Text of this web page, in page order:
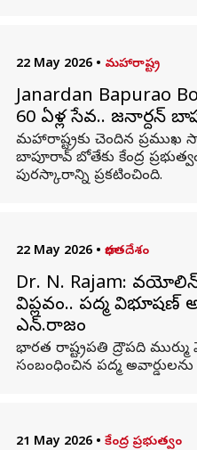
22 May 2026 • మహారాష్ట్ర
Janardan Bapurao
60 ఏళ్ల సేవ.. జనార్దన్
మహారాష్ట్రకు చెందిన ప్రముఖ
బాపూరావ్ బోతేకు కేంద్ర ప్రభుత్వం
పురస్కారాన్ని ప్రకటించింది.
22 May 2026 • భారతదేశం
Dr. N. Rajam:
విప్లవం.. పద్మ విభూషణ్
ఎన్.రాజం
భారత రాష్ట్రపతి ద్రౌపది
సంబంధించిన పద్మ
21 May 2026 • కేంద్ర ప్రభుత్వం